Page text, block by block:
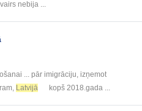
vairs nebija ...
... pār imigrāciju, izņemot
Latvijā kopš 2018.gada ...